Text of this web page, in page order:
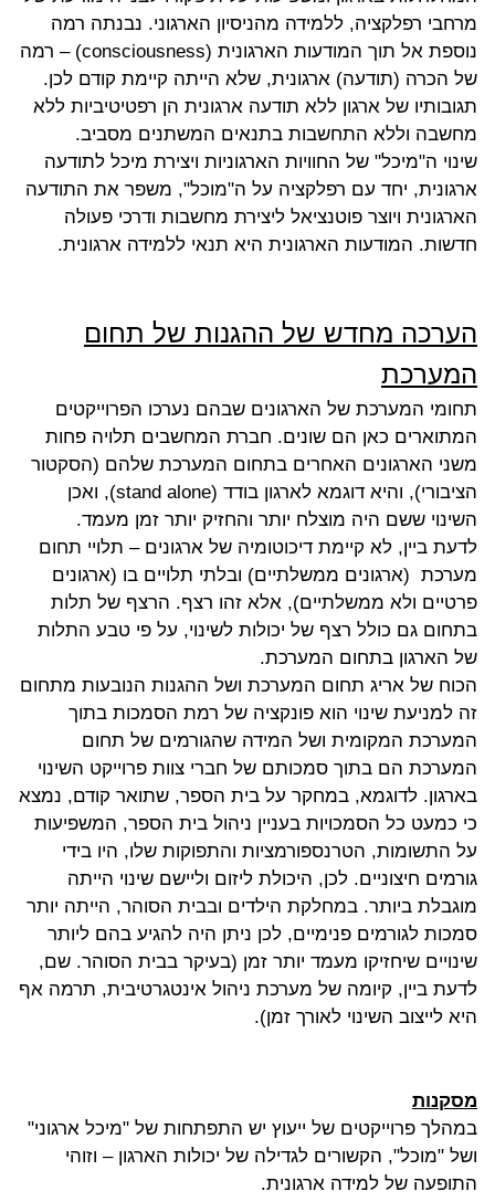
מרחבי רפלקציה, ללמידה מהניסיון הארגוני. נבנתה רמה
נוספת אל תוך המודעות הארגונית (consciousness) – רמה
של הכרה (תודעה) ארגונית, שלא הייתה קיימת קודם לכן.
תגובותיו של ארגון ללא תודעה ארגונית הן רפטיטיביות ללא
מחשבה וללא התחשבות בתנאים המשתנים מסביב.
שינוי ה"מיכל" של החוויות הארגוניות ויצירת מיכל לתודעה
ארגונית, יחד עם רפלקציה על ה"מוכל", משפר את התודעה
הארגונית ויוצר פוטנציאל ליצירת מחשבות ודרכי פעולה
חדשות. המודעות הארגונית היא תנאי ללמידה ארגונית.
הערכה מחדש של ההגנות של תחום
המערכת
תחומי המערכת של הארגונים שבהם נערכו הפרוייקטים
המתוארים כאן הם שונים. חברת המחשבים תלויה פחות
משני הארגונים האחרים בתחום המערכת שלהם (הסקטור
הציבורי), והיא דוגמא לארגון בודד (stand alone), ואכן
השינוי ששם היה מוצלח יותר והחזיק יותר זמן מעמד.
לדעת ביין, לא קיימת דיכוטומיה של ארגונים – תלויי תחום
מערכת (ארגונים ממשלתיים) ובלתי תלויים בו (ארגונים
פרטיים ולא ממשלתיים), אלא זהו רצף. הרצף של תלות
בתחום גם כולל רצף של יכולות לשינוי, על פי טבע התלות
של הארגון בתחום המערכת.
הכוח של אריג תחום המערכת ושל ההגנות הנובעות מתחום
זה למניעת שינוי הוא פונקציה של רמת הסמכות בתוך
המערכת המקומית ושל המידה שהגורמים של תחום
המערכת הם בתוך סמכותם של חברי צוות פרוייקט השינוי
בארגון. לדוגמא, במחקר על בית הספר, שתואר קודם, נמצא
כי כמעט כל הסמכויות בעניין ניהול בית הספר, המשפיעות
על התשומות, הטרנספורמציות והתפוקות שלו, היו בידי
גורמים חיצוניים. לכן, היכולת ליזום וליישם שינוי הייתה
מוגבלת ביותר. במחלקת הילדים ובבית הסוהר, הייתה יותר
סמכות לגורמים פנימיים, לכן ניתן היה להגיע בהם ליותר
שינויים שיחזיקו מעמד יותר זמן (בעיקר בבית הסוהר. שם,
לדעת ביין, קיומה של מערכת ניהול אינטגרטיבית, תרמה אף
היא לייצוב השינוי לאורך זמן).
מסקנות
במהלך פרוייקטים של ייעוץ יש התפתחות של "מיכל ארגוני"
ושל "מוכל", הקשורים לגדילה של יכולות הארגון – וזוהי
התופעה של למידה ארגונית.